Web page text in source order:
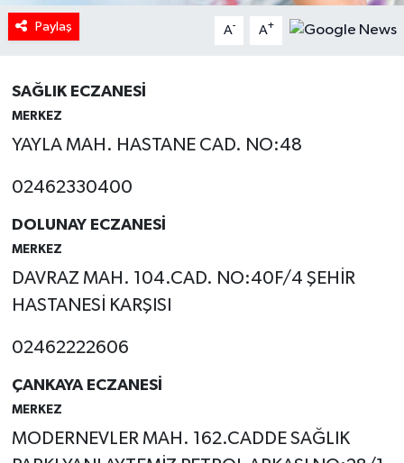
Paylaş A- A+
SAĞLIK ECZANESİ
MERKEZ
YAYLA MAH. HASTANE CAD. NO:48
02462330400
DOLUNAY ECZANESİ
MERKEZ
DAVRAZ MAH. 104.CAD. NO:40F/4 ŞEHİR
HASTANESİ KARŞISI
02462222606
ÇANKAYA ECZANESİ
MERKEZ
MODERNEVLER MAH. 162.CADDE SAĞLIK
Oyun
POLİTİKA
RESMİ İLANLAR
SAĞLIK
Spor
Tarihi Yapılarımız
Yerel
İletişim